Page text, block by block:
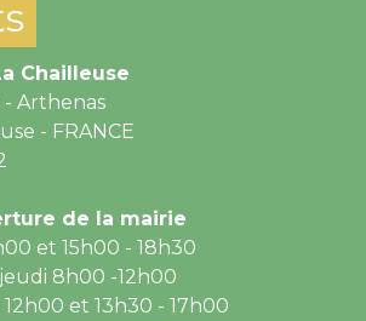
Chailleuse
- Arthenas
- FRANCE
de la mairie
et 15h00 - 18h30
8h00 -12h00
et 13h30 - 17h00